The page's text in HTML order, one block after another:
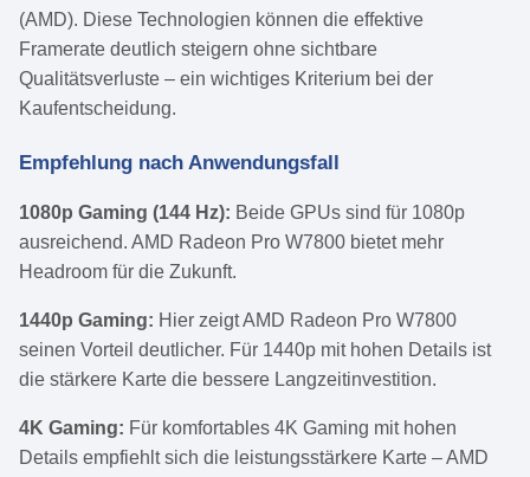
(AMD). Diese Technologien können die effektive
Framerate deutlich steigern ohne sichtbare
Qualitätsverluste – ein wichtiges Kriterium bei der
Kaufentscheidung.
Empfehlung nach Anwendungsfall
1080p Gaming (144 Hz): Beide GPUs sind für 1080p
ausreichend. AMD Radeon Pro W7800 bietet mehr
Headroom für die Zukunft.
1440p Gaming: Hier zeigt AMD Radeon Pro W7800
seinen Vorteil deutlicher. Für 1440p mit hohen Details ist
die stärkere Karte die bessere Langzeitinvestition.
4K Gaming: Für komfortables 4K Gaming mit hohen
Details empfiehlt sich die leistungsstärkere Karte – AMD